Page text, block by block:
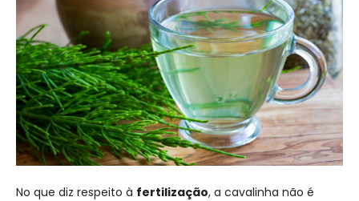
No que diz respeito à fertilização, a cavalinha não é